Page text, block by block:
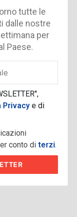
tutte le
dalle nostre
per
Paese.
Privacye di
conto diterzi.